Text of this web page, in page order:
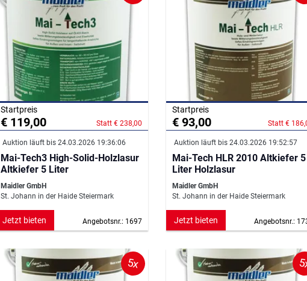
Startpreis
€ 119,00 Statt € 238,00
Auktion läuft bis 24.03.2026 19:36:06
Mai-Tech3 High-Solid-Holzlasur
Altkiefer 5 Liter
Maidler GmbH
St. Johann in der Haide Steiermark
Angebotsnr.: 1697
Jetzt bieten
Startpreis
€ 93,00 Statt €
Auktion läuft bis 24.03.2026 19:52:57
Mai-Tech HLR 2010 Altkiefer 5
Liter Holzlasur
Maidler GmbH
St. Johann in der Haide Steiermark
Angebotsnr.:
Jetzt bieten
5x